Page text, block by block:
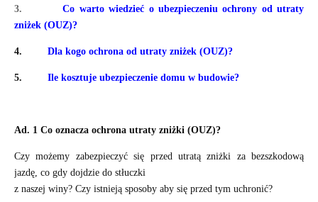
3.
Co warto wiedzieć o ubezpieczeniu ochrony od utraty
zniżek (OUZ)?
4. Dla kogo ochrona od utraty zniżek (OUZ)?
5. Ile kosztuje ubezpieczenie domu w budowie?
Ad. 1 Co oznacza ochrona utraty zniżki (OUZ)?
Czy możemy zabezpieczyć się przed utratą zniżki za bezszkodową
jazdę, co gdy dojdzie do stłuczki
z naszej winy? Czy istnieją sposoby aby się przed tym uchronić?